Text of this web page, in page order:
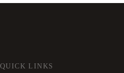
QUICK LINKS